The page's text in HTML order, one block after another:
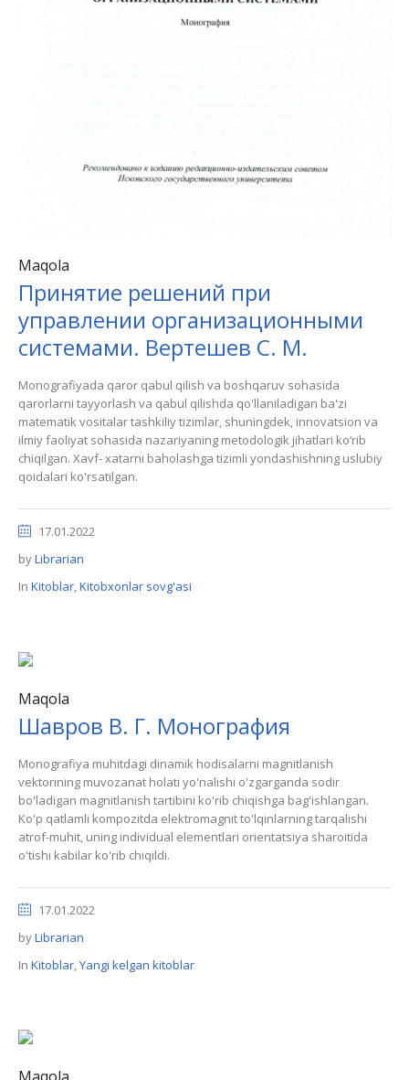
Maqola
Принятие решений при
управлении организационными
системами. Вертешев С. М.
Monografiyada qaror qabul qilish va boshqaruv sohasida
qarorlarni tayyorlash va qabul qilishda qo'llaniladigan ba'zi
matematik vositalar tashkiliy tizimlar, shuningdek, innovatsion va
ilmiy faoliyat sohasida nazariyaning metodologik jihatlari ko‘rib
chiqilgan. Xavf- xatarni baholashga tizimli yondashishning uslubiy
qoidalari ko'rsatilgan.
17.01.2022
byLibrarian
In Kitoblar,Kitobxonlar sovg'asi
Maqola
Шавров В. Г. Монография
Monografiya muhitdagi dinamik hodisalarni magnitlanish
vektorining muvozanat holati yo'nalishi o'zgarganda sodir
bo'ladigan magnitlanish tartibini ko'rib chiqishga bag'ishlangan.
Ko'p qatlamli kompozitda elektromagnit to'lqinlarning tarqalishi
atrof-muhit, uning individual elementlari orientatsiya sharoitida
o'tishi kabilar ko'rib chiqildi.
17.01.2022
byLibrarian
In Kitoblar Yangi kelgan kitoblar